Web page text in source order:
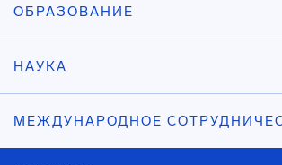
ОБРАЗОВАНИЕ
НАУКА
МЕЖДУНАРОДНОЕ